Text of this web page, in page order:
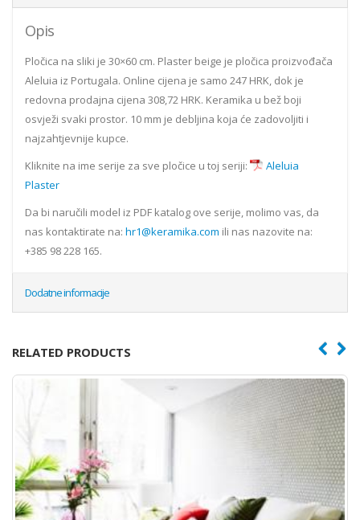
Opis
Pločica na sliki je 30×60 cm. Plaster beige je pločica proizvođača
Aleluia iz Portugala. Online cijena je samo 247 HRK, dok je
redovna prodajna cijena 308,72 HRK. Keramika u bež boji
osvježi svaki prostor. 10 mm je debljina koja će zadovoljiti i
najzahtjevnije kupce.
Kliknite na ime serije za sve pločice u toj seriji:
Aleluia
Plaster
Da bi naručili model iz PDF katalog ove serije, molimo vas, da
nas kontaktirate na: hr1@keramika.com ili nas nazovite na:
+385 98 228 165.
Dodatne informacije
RELATED PRODUCTS